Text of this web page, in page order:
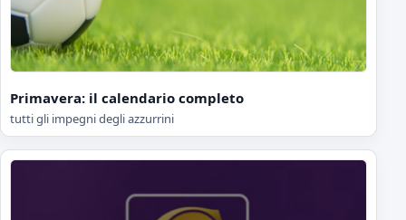
Primavera: il calendario completo
tutti gli impegni degli azzurrini